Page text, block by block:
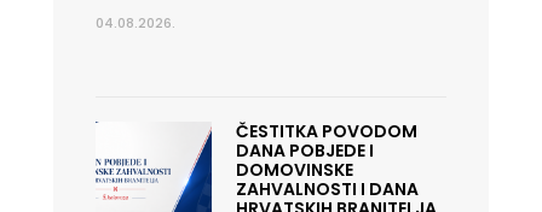
04.08.2026.
ČESTITKA POVODOM
DANA POBJEDE I
DOMOVINSKE
ZAHVALNOSTI I DANA